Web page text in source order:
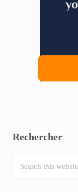
Rechercher